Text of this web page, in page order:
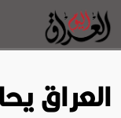
العراق